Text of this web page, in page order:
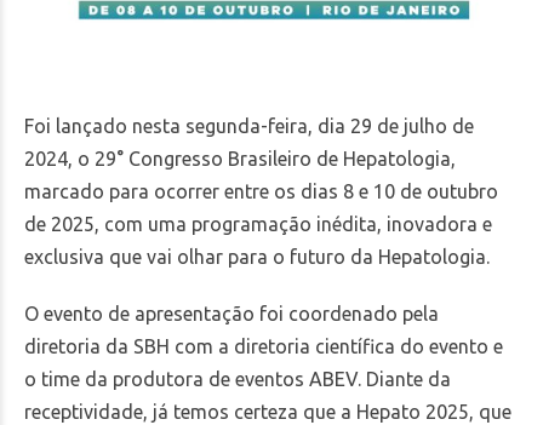
Foi lançado nesta segunda-feira, dia 29 de julho de
2024, o 29° Congresso Brasileiro de Hepatologia,
marcado para ocorrer entre os dias 8 e 10 de outubro
de 2025, com uma programação inédita, inovadora e
exclusiva que vai olhar para o futuro da Hepatologia.
O evento de apresentação foi coordenado pela
diretoria da SBH com a diretoria científica do evento e
o time da produtora de eventos ABEV. Diante da
receptividade, já temos certeza que a Hepato 2025, que